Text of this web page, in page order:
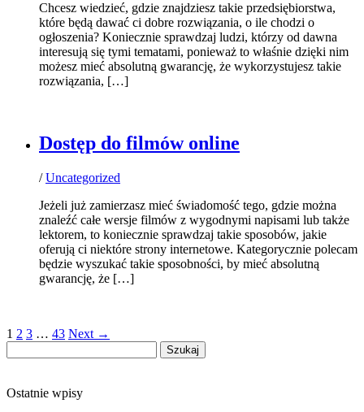
Chcesz wiedzieć, gdzie znajdziesz takie przedsiębiorstwa,
które będą dawać ci dobre rozwiązania, o ile chodzi o
ogłoszenia? Koniecznie sprawdzaj ludzi, którzy od dawna
interesują się tymi tematami, ponieważ to właśnie dzięki nim
możesz mieć absolutną gwarancję, że wykorzystujesz takie
rozwiązania, […]
Dostęp do filmów online
/Uncategorized
Jeżeli już zamierzasz mieć świadomość tego, gdzie można
znaleźć całe wersje filmów z wygodnymi napisami lub także
lektorem, to koniecznie sprawdzaj takie sposobów, jakie
oferują ci niektóre strony internetowe. Kategorycznie polecam
będzie wyszukać takie sposobności, by mieć absolutną
gwarancję, że […]
1 2 3 … 43 Next →
Ostatnie wpisy